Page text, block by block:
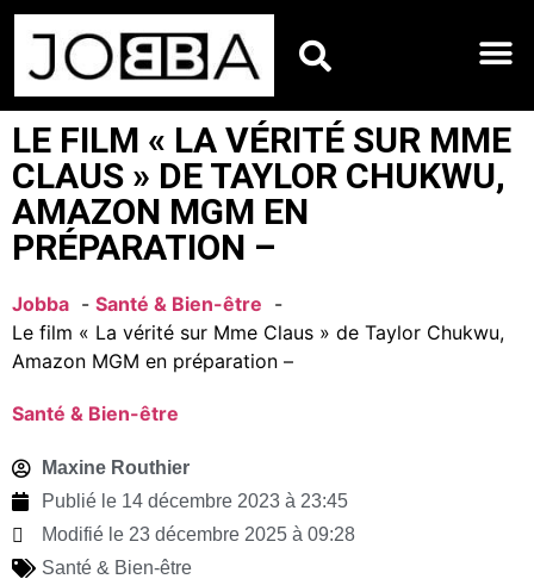
LE FILM « LA VÉRITÉ SUR MME
CLAUS » DE TAYLOR CHUKWU,
AMAZON MGM EN
PRÉPARATION –
Jobba
Santé & Bien-être
Le film « La vérité sur Mme Claus » de Taylor Chukwu,
Amazon MGM en préparation –
Santé & Bien-être
Maxine Routhier
Publié le 14 décembre 2023 à 23:45
Modifié le 23 décembre 2025 à 09:28
Santé & Bien-être